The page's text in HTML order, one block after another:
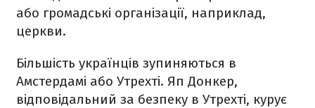
або громадські організації, наприклад,
церкви.
Більшість українців зупиняються в
Амстердамі або Утрехті. Яп Донкер,
відповідальний за безпеку в Утрехті, курує